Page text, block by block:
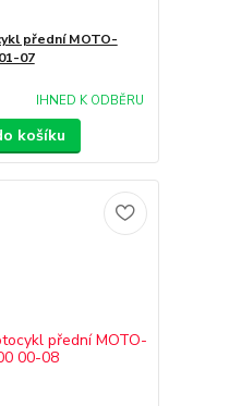
přední MOTO-
07
IHNED K ODBĚRU
košíku